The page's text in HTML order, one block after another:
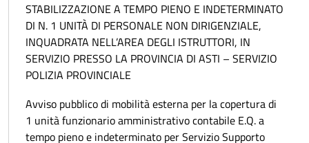
STABILIZZAZIONE A TEMPO PIENO E INDETERMINATO
DI N. 1 UNITÀ DI PERSONALE NON DIRIGENZIALE,
INQUADRATA NELL’AREA DEGLI ISTRUTTORI, IN
SERVIZIO PRESSO LA PROVINCIA DI ASTI – SERVIZIO
POLIZIA PROVINCIALE
Avviso pubblico di mobilità esterna per la copertura di
1 unità funzionario amministrativo contabile E.Q. a
tempo pieno e indeterminato per Servizio Supporto